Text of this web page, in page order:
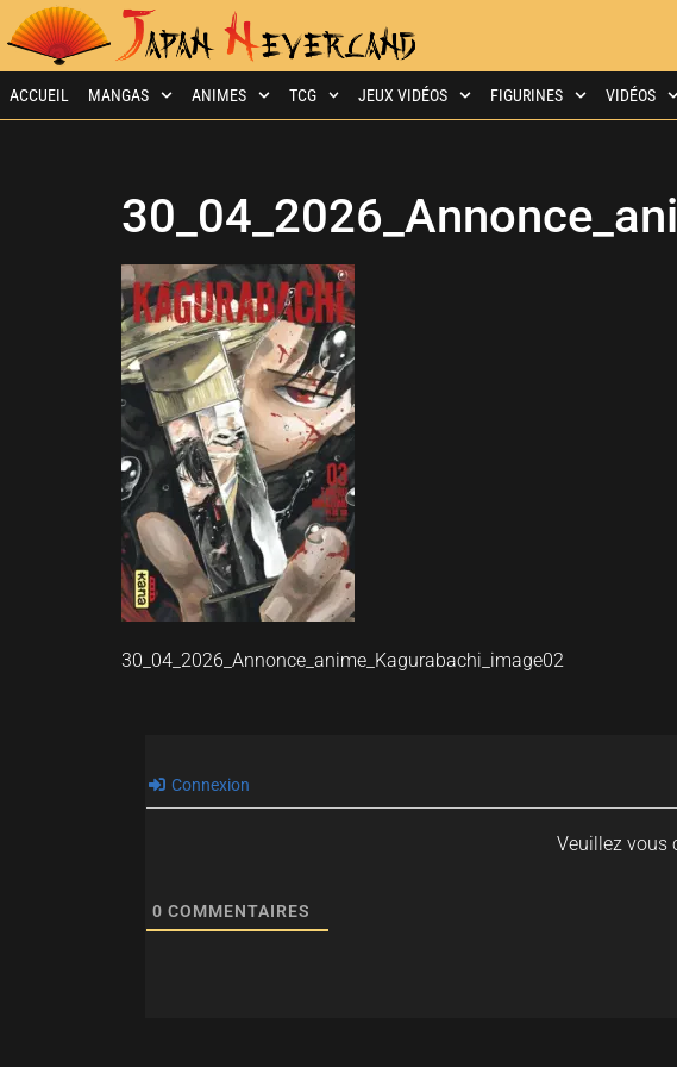
ACCUEIL MANGAS ANIMES TCG JEUX VIDÉOS FIGURINES VIDÉOS
30_04_2026_Annonce_anime_Kagurabachi_image02
Connexion
Veuillez vous
0 COMMENTAIRES